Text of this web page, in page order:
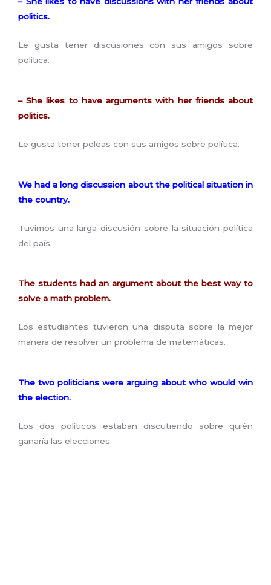
politics.
Le gusta tener discusiones con sus amigos sobre
política.
– She likes to have arguments with her friends about
politics.
Le gusta tener peleas con sus amigos sobre política.
We had a long discussion about the political situation in
the country.
Tuvimos una larga discusión sobre la situación política
del país.
The students had an argument about the best way to
solve a math problem.
Los estudiantes tuvieron una disputa sobre la mejor
manera de resolver un problema de matemáticas.
The two politicians were arguing about who would win
the election.
Los dos políticos estaban discutiendo sobre quién
ganaría las elecciones.